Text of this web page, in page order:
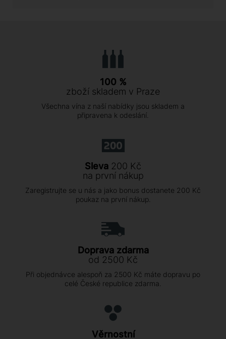
100 %
zboží skladem v Praze
Všechna vína z naší nabídky jsou skladem a
připravena k odeslání.
Sleva 200 Kč
na první nákup
Zaregistrujte se u nás a jako bonus dostanete 200 Kč
poukaz na první nákup.
Doprava zdarma
od 2500 Kč
Při objednávce alespoň za 2500 Kč máte dopravu po
celé České republice zdarma.
Věrnostní